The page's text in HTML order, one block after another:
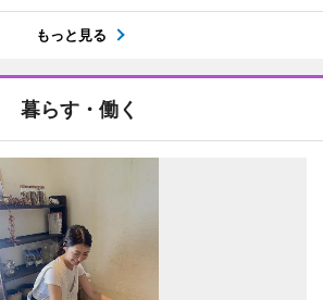
もっと見る
暮らす・働く